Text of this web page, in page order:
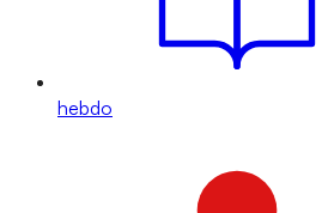
hebdo